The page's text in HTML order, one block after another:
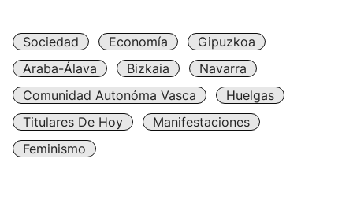
Sociedad Economía
Gipuzkoa
Araba-Álava
Bizkaia
Navarra
Comunidad Autonóma Vasca
Huelgas
Titulares De Hoy
Manifestaciones
Feminismo